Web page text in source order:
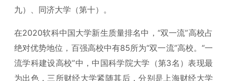
九）、同济大学（第十）。
在2020软科中国大学新生质量排名中，“双一流”高校占
绝对优势地位，百强高校中有85所为“双一流”高校。“一
流学科建设高校”中，中国科学院大学（第3名）表现最
为出色，三所财经大学紧随其后，分别是上海财经大学